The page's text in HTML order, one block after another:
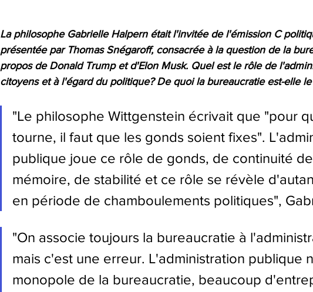
La philosophe Gabrielle Halpern était l'invitée de l'émission C
présentée par Thomas Snégaroff, consacrée à la question de la
propos de Donald Trump et d'Elon Musk. Quel est le rôle de
citoyens et à l'égard du politique? De quoi la bureaucratie est-elle
"Le philosophe Wittgenstein écrivait que "pour
tourne, il faut que les gonds soient fixes".
publique joue ce rôle de gonds, de continuité
mémoire, de stabilité et ce rôle se révèle
en période de chamboulements politiques",
"On associe toujours la bureaucratie à
mais c'est une erreur. L'administration publique
monopole de la bureaucratie, beaucoup